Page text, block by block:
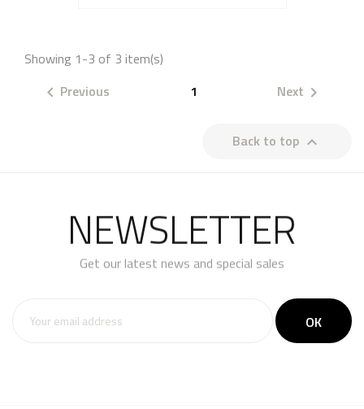
Showing 1-3 of 3 item(s)
 Previous 1 Next 
Back to top 
NEWSLETTER
Get our latest news and special sales